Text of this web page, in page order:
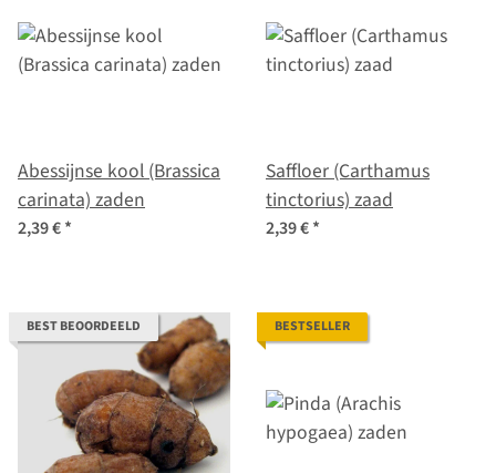
Abessijnse kool (Brassica
carinata) zaden
2,39 €*
Saffloer (Carthamus
tinctorius) zaad
2,39 €*
BEST BEOORDEELD BESTSELLER